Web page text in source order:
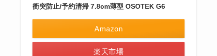
衝突防止/予約清掃 7.8cm薄型 OSOTEK G6
Amazon
楽天市場